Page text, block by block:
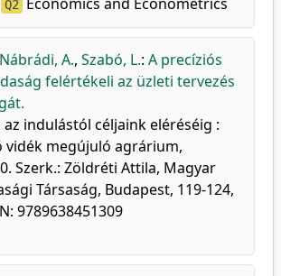
Q2
Nábrádi, A., Szabó, L.: A precíziós
felértékeli az üzleti tervezés
indulástól céljaink eléréséig :
vidék megújuló agrárium,
Szerk.: Zöldréti Attila, Magyar
Társaság, Budapest, 119-124,
9789638451309